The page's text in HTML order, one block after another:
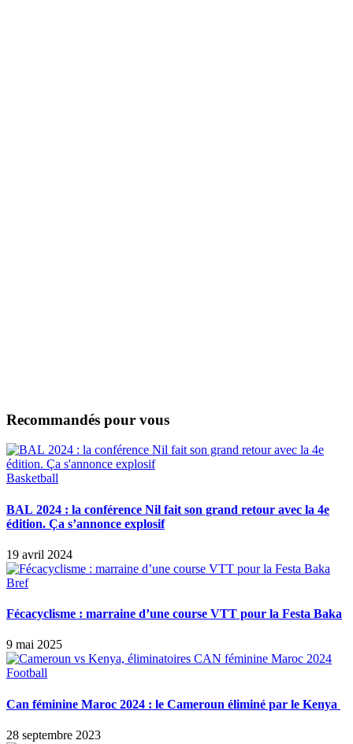
Recommandés pour vous
Basketball
BAL 2024 : la conférence Nil fait son grand retour avec la 4e
édition. Ça s’annonce explosif
19 avril 2024
Bref
Fécacyclisme : marraine d’une course VTT pour la Festa Baka
9 mai 2025
Football
Can féminine Maroc 2024 : le Cameroun éliminé par le Kenya
28 septembre 2023